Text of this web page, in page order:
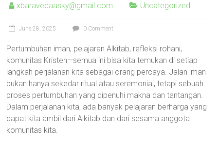
xbaravecaasky@gmail.com Uncategorized
June 28, 2025 0 Comment
Pertumbuhan iman, pelajaran Alkitab, refleksi rohani,
komunitas Kristen—semua ini bisa kita temukan di setiap
langkah perjalanan kita sebagai orang percaya. Jalan iman
bukan hanya sekedar ritual atau seremonial, tetapi sebuah
proses pertumbuhan yang dipenuhi makna dan tantangan.
Dalam perjalanan kita, ada banyak pelajaran berharga yang
dapat kita ambil dari Alkitab dan dari sesama anggota
komunitas kita.